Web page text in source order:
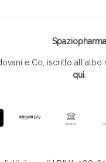
Spaziopharma
e Co, iscritto
qui.